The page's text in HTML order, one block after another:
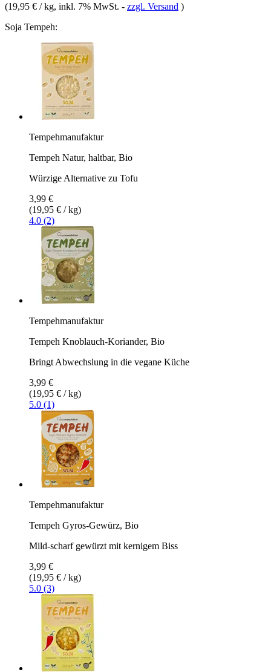
(19,95 € / kg, inkl. 7% MwSt. - zzgl. Versand )
Soja Tempeh:
Tempehmanufaktur
Tempeh Natur, haltbar, Bio
Würzige Alternative zu Tofu
3,99 €
(19,95 € / kg)
4.0 (2)
Tempehmanufaktur
Tempeh Knoblauch-Koriander, Bio
Bringt Abwechslung in die vegane Küche
3,99 €
(19,95 € / kg)
5.0 (1)
Tempehmanufaktur
Tempeh Gyros-Gewürz, Bio
Mild-scharf gewürzt mit kernigem Biss
3,99 €
(19,95 € / kg)
5.0 (3)